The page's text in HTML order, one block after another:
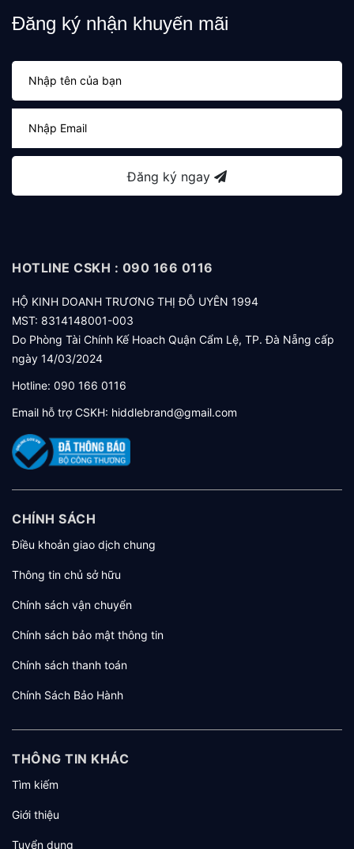
Đăng ký nhận khuyến mãi
Đăng ký ngay
HOTLINE CSKH : 090 166 0116
HỘ KINH DOANH TRƯƠNG THỊ ĐỖ UYÊN 1994
MST: 8314148001-003
Do Phòng Tài Chính Kế Hoach Quận Cẩm Lệ, TP. Đà Nẵng cấp
ngày 14/03/2024
Hotline: 090 166 0116
Email hỗ trợ CSKH: hiddlebrand@gmail.com
CHÍNH SÁCH
Điều khoản giao dịch chung
Thông tin chủ sở hữu
Chính sách vận chuyển
Chính sách bảo mật thông tin
Chính sách thanh toán
Chính Sách Bảo Hành
THÔNG TIN KHÁC
Tìm kiếm
Giới thiệu
Tuyển dụng